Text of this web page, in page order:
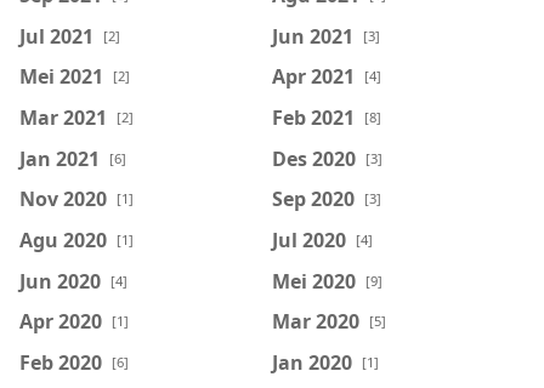
Jul 2021 [2] Jun 2021 [3]
Mei 2021 [2] Apr 2021 [4]
Mar 2021 [2] Feb 2021 [8]
Jan 2021 [6] Des 2020 [3]
Nov 2020 [1] Sep 2020 [3]
Agu 2020 [1] Jul 2020 [4]
Jun 2020 [4] Mei 2020 [9]
Apr 2020 [1] Mar 2020 [5]
Feb 2020 [6] Jan 2020 [1]